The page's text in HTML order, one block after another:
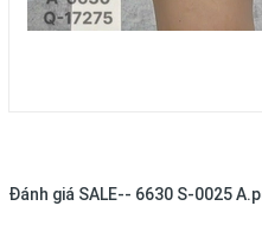
Đánh giá SALE-- 6630 S-0025